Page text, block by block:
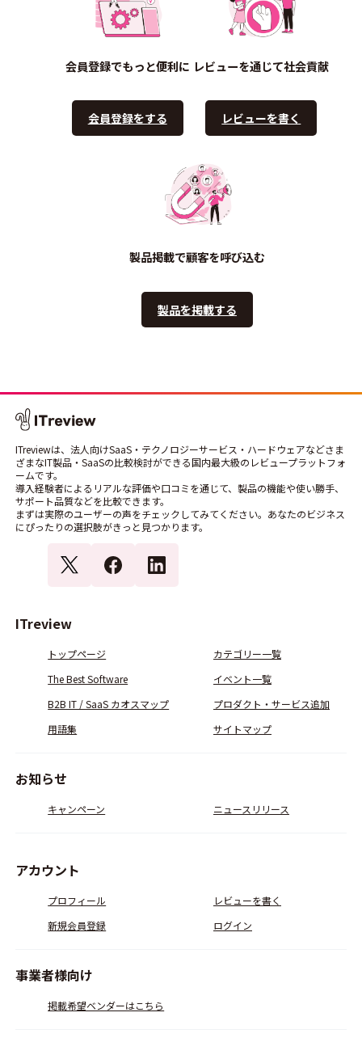
会員登録でもっと便利に
会員登録をする
レビューを通じて社会貢献
レビューを書く
製品掲載で顧客を呼び込む
製品を掲載する
ITreviewは、法人向けSaaS・テクノロジーサービス・ハードウェアなどさま
ざまなIT製品・SaaSの比較検討ができる国内最大級のレビュープラットフォ
ームです。
導入経験者によるリアルな評価や口コミを通じて、製品の機能や使い勝手、
サポート品質などを比較できます。
まずは実際のユーザーの声をチェックしてみてください。あなたのビジネス
にぴったりの選択肢がきっと見つかります。
ITreview
トップページ
カテゴリー一覧
The Best Software
イベント一覧
B2B IT / SaaS カオスマップ
プロダクト・サービス追加
用語集
サイトマップ
お知らせ
キャンペーン ニュースリリース
アカウント
プロフィール
レビューを書く
新規会員登録
ログイン
事業者様向け
掲載希望ベンダーはこちら